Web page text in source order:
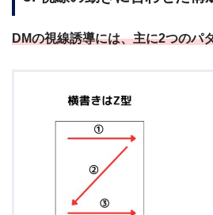
DMの視線誘導には、主に2つのパ